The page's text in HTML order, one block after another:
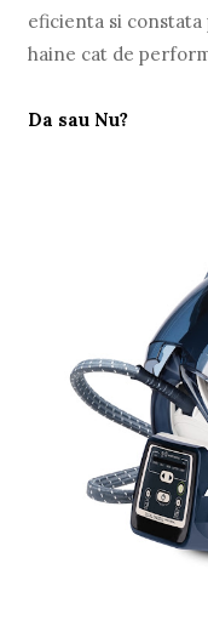
eficienta si
haine cat de
Da sau Nu?